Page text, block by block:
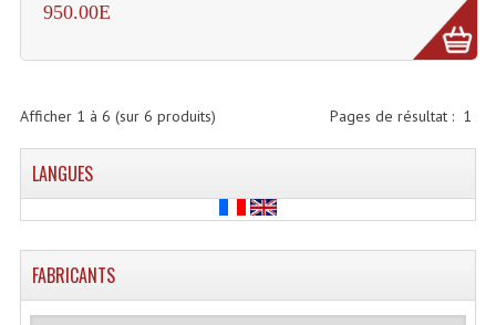
Effets Lumineux, Centre De Piste
950.00E
Pages de résultat : 1
Afficher 1 à 6 (sur 6 produits)
LANGUES
FABRICANTS